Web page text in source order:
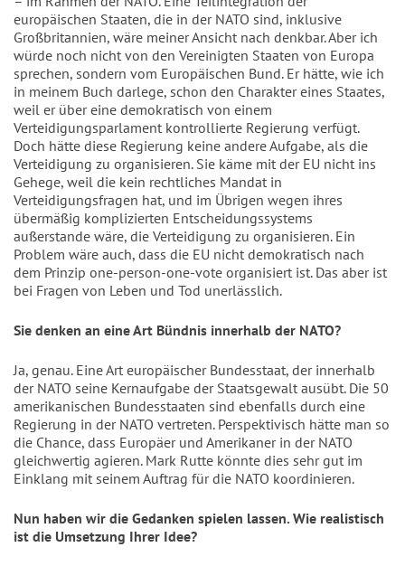
europäischen Staaten, die in der NATO sind, inklusive
Großbritannien, wäre meiner Ansicht nach denkbar. Aber ich
würde noch nicht von den Vereinigten Staaten von Europa
sprechen, sondern vom Europäischen Bund. Er hätte, wie ich
in meinem Buch darlege, schon den Charakter eines Staates,
weil er über eine demokratisch von einem
Verteidigungsparlament kontrollierte Regierung verfügt.
Doch hätte diese Regierung keine andere Aufgabe, als die
Verteidigung zu organisieren. Sie käme mit der EU nicht ins
Gehege, weil die kein rechtliches Mandat in
Verteidigungsfragen hat, und im Übrigen wegen ihres
übermäßig komplizierten Entscheidungssystems
außerstande wäre, die Verteidigung zu organisieren. Ein
Problem wäre auch, dass die EU nicht demokratisch nach
dem Prinzip one-person-one-vote organisiert ist. Das aber ist
bei Fragen von Leben und Tod unerlässlich.
Sie denken an eine Art Bündnis innerhalb der NATO?
Ja, genau. Eine Art europäischer Bundesstaat, der innerhalb
der NATO seine Kernaufgabe der Staatsgewalt ausübt. Die 50
amerikanischen Bundesstaaten sind ebenfalls durch eine
Regierung in der NATO vertreten. Perspektivisch hätte man so
die Chance, dass Europäer und Amerikaner in der NATO
gleichwertig agieren. Mark Rutte könnte dies sehr gut im
Einklang mit seinem Auftrag für die NATO koordinieren.
Nun haben wir die Gedanken spielen lassen. Wie realistisch
ist die Umsetzung Ihrer Idee?